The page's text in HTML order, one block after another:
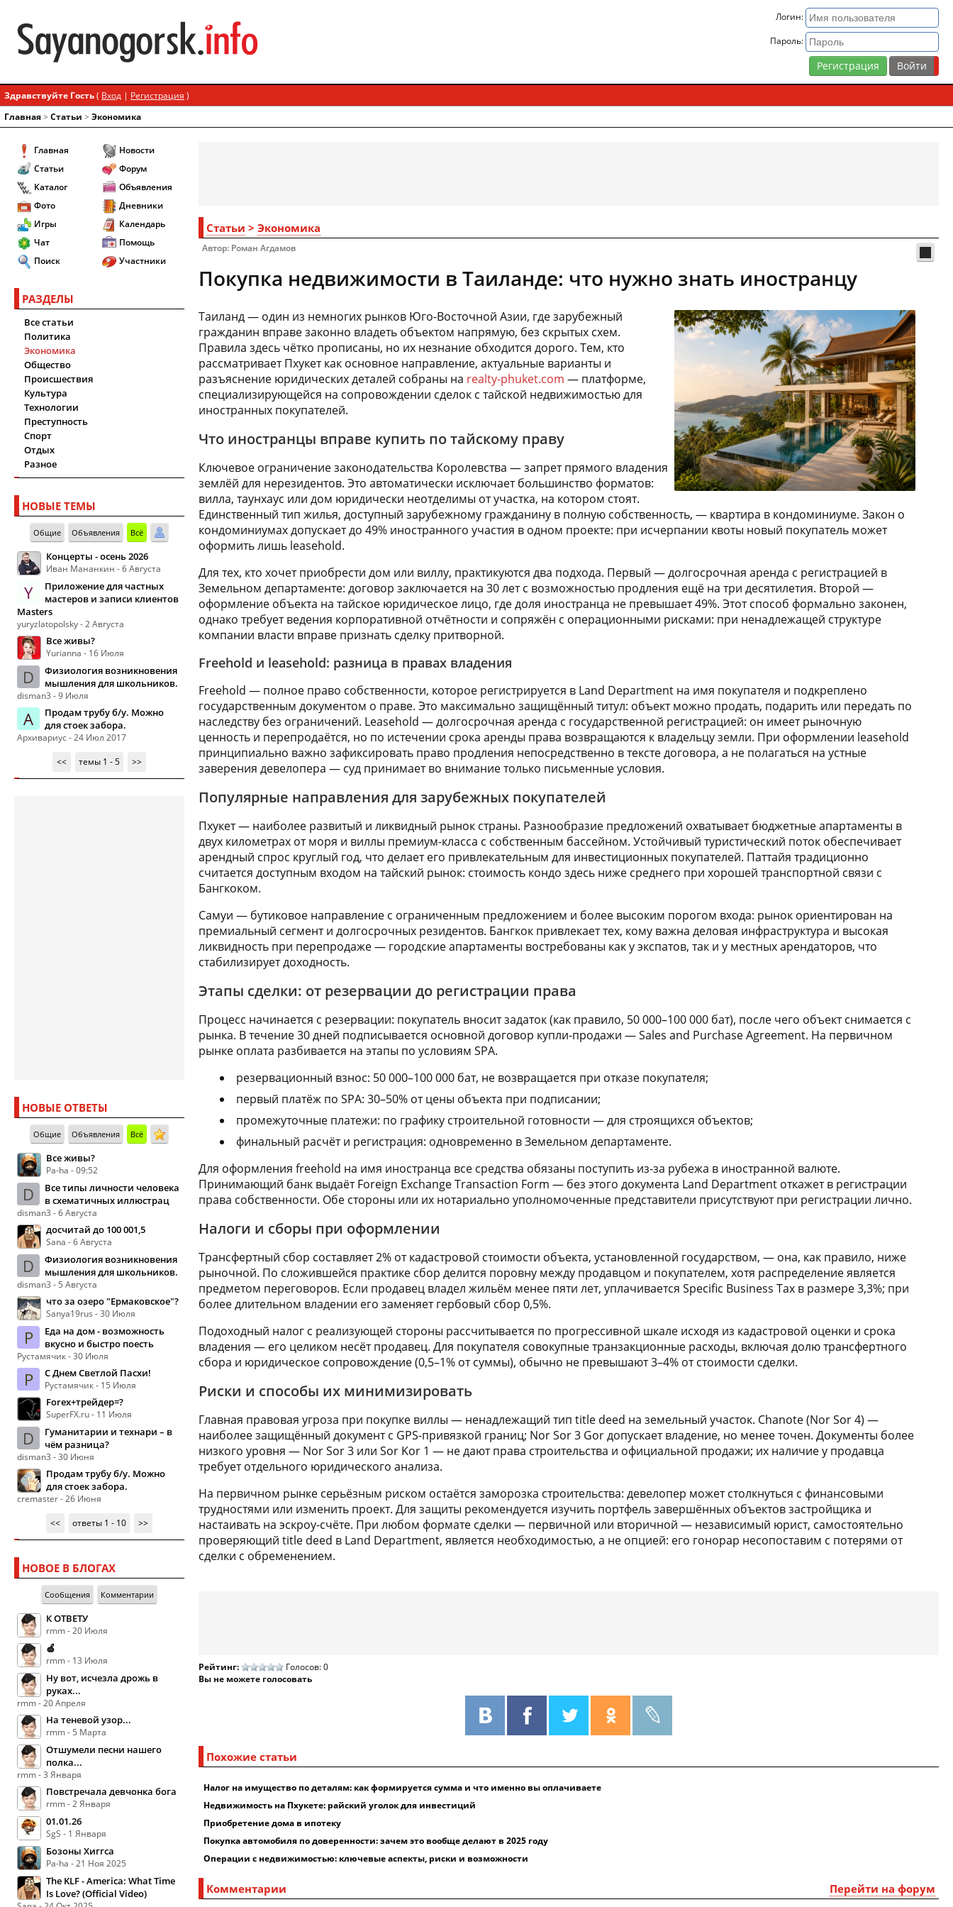
Логин:
Пароль:
Регистрация
Здравствуйте Гость( Вход | Регистрация )
Главная> Статьи > Экономика
Главная
Статьи
Каталог
Фото
Игры
Чат
Поиск
Новости
Форум
Объявления
Дневники
Календарь
Помощь
Участники
РАЗДЕЛЫ
Все статьи
Политика
Экономика
Общество
Происшествия
Культура
Технологии
Преступность
Спорт
Отдых
Разное
НОВЫЕ ТЕМЫ
Общие Объявления Всё
Концерты - осень 2026
Иван Мананкин - 6 Августа
Y
Приложение для частных
мастеров и записи клиентов
Masters
yuryzlatopolsky - 2 Августа
Все живы?
Yurianna - 16 Июля
D
Физиология возникновения
мышления для школьников.
disman3 - 9 Июля
А
Продам трубу б/у. Можно
для стоек забора.
Архивариус - 24 Июл 2017
<<
темы 1 - 5 >>
НОВЫЕ ОТВЕТЫ
Общие Объявления Всё
Все живы?
Pa-ha - 09:52
D
Все типы личности человека
в схематичных иллюстрац
disman3 - 6 Августа
досчитай до 100 001,5
Sana - 6 Августа
D
Физиология возникновения
мышления для школьников.
disman3 - 5 Августа
что за озеро "Ермаковское"?
Sanya19rus - 30 Июля
Р
Еда на дом - возможность
вкусно и быстро поесть
Рустамячик - 30 Июля
Р С Днем Светлой Пасхи!
Рустамячик - 15 Июля
Forex+трейдер=?
SuperFX.ru - 11 Июля
D
Гуманитарии и технари – в
чём разница?
disman3 - 30 Июня
Продам трубу б/у. Можно
для стоек забора.
cremaster - 26 Июня
<<
ответы 1 - 10 >>
НОВОЕ В БЛОГАХ
Сообщения Комментарии
К ОТВЕТУ
rmm - 20 Июля
🍏
rmm - 13 Июля
Ну вот, исчезла дрожь в
руках...
rmm - 20 Апреля
На теневой узор...
rmm - 5 Марта
Отшумели песни нашего
полка...
rmm - 3 Января
Повстречала девчонка бога
rmm - 2 Января
01.01.26
SgS - 1 Января
Бозоны Хиггса
Pa-ha - 21 Ноя 2025
The KLF - America: What Time
Is Love? (Official Video)
Статьи > Экономика
Автор: Роман Агдамов
Покупка недвижимости в Таиланде: что нужно знать иностранцу
Таиланд — один из немногих рынков Юго-Восточной Азии, где зарубежный
гражданин вправе законно владеть объектом напрямую, без скрытых схем.
Правила здесь чётко прописаны, но их незнание обходится дорого. Тем, кто
рассматривает Пхукет как основное направление, актуальные варианты и
разъяснение юридических деталей собраны на realty-phuket.com — платформе,
специализирующейся на сопровождении сделок с тайской недвижимостью для
иностранных покупателей.
Что иностранцы вправе купить по тайскому праву
Ключевое ограничение законодательства Королевства — запрет прямого владения
землёй для нерезидентов. Это автоматически исключает большинство форматов:
вилла, таунхаус или дом юридически неотделимы от участка, на котором стоят.
Единственный тип жилья, доступный зарубежному гражданину в полную собственность, — квартира в кондоминиуме. Закон о
кондоминиумах допускает до 49% иностранного участия в одном проекте: при исчерпании квоты новый покупатель может
оформить лишь leasehold.
Для тех, кто хочет приобрести дом или виллу, практикуются два подхода. Первый — долгосрочная аренда с регистрацией в
Земельном департаменте: договор заключается на 30 лет с возможностью продления ещё на три десятилетия. Второй —
оформление объекта на тайское юридическое лицо, где доля иностранца не превышает 49%. Этот способ формально законен,
однако требует ведения корпоративной отчётности и сопряжён с операционными рисками: при ненадлежащей структуре
компании власти вправе признать сделку притворной.
Freehold и leasehold: разница в правах владения
Freehold — полное право собственности, которое регистрируется в Land Department на имя покупателя и подкреплено
государственным документом о праве. Это максимально защищённый титул: объект можно продать, подарить или передать по
наследству без ограничений. Leasehold — долгосрочная аренда с государственной регистрацией: он имеет рыночную
ценность и перепродаётся, но по истечении срока аренды права возвращаются к владельцу земли. При оформлении leasehold
принципиально важно зафиксировать право продления непосредственно в тексте договора, а не полагаться на устные
заверения девелопера — суд принимает во внимание только письменные условия.
Популярные направления для зарубежных покупателей
Пхукет — наиболее развитый и ликвидный рынок страны. Разнообразие предложений охватывает бюджетные апартаменты в
двух километрах от моря и виллы премиум-класса с собственным бассейном. Устойчивый туристический поток обеспечивает
арендный спрос круглый год, что делает его привлекательным для инвестиционных покупателей. Паттайя традиционно
считается доступным входом на тайский рынок: стоимость кондо здесь ниже среднего при хорошей транспортной связи с
Бангкоком.
Самуи — бутиковое направление с ограниченным предложением и более высоким порогом входа: рынок ориентирован на
премиальный сегмент и долгосрочных резидентов. Бангкок привлекает тех, кому важна деловая инфраструктура и высокая
ликвидность при перепродаже — городские апартаменты востребованы как у экспатов, так и у местных арендаторов, что
стабилизирует доходность.
Этапы сделки: от резервации до регистрации права
Процесс начинается с резервации: покупатель вносит задаток (как правило, 50 000–100 000 бат), после чего объект снимается с
рынка. В течение 30 дней подписывается основной договор купли-продажи — Sales and Purchase Agreement. На первичном
рынке оплата разбивается на этапы по условиям SPA.
резервационный взнос: 50 000–100 000 бат, не возвращается при отказе покупателя;
первый платёж по SPA: 30–50% от цены объекта при подписании;
промежуточные платежи: по графику строительной готовности — для строящихся объектов;
финальный расчёт и регистрация: одновременно в Земельном департаменте.
Для оформления freehold на имя иностранца все средства обязаны поступить из-за рубежа в иностранной валюте.
Принимающий банк выдаёт Foreign Exchange Transaction Form — без этого документа Land Department откажет в регистрации
права собственности. Обе стороны или их нотариально уполномоченные представители присутствуют при регистрации лично.
Налоги и сборы при оформлении
Трансфертный сбор составляет 2% от кадастровой стоимости объекта, установленной государством, — она, как правило, ниже
рыночной. По сложившейся практике сбор делится поровну между продавцом и покупателем, хотя распределение является
предметом переговоров. Если продавец владел жильём менее пяти лет, уплачивается Specific Business Tax в размере 3,3%; при
более длительном владении его заменяет гербовый сбор 0,5%.
Подоходный налог с реализующей стороны рассчитывается по прогрессивной шкале исходя из кадастровой оценки и срока
владения — его целиком несёт продавец. Для покупателя совокупные транзакционные расходы, включая долю трансфертного
сбора и юридическое сопровождение (0,5–1% от суммы), обычно не превышают 3–4% от стоимости сделки.
Риски и способы их минимизировать
Главная правовая угроза при покупке виллы — ненадлежащий тип title deed на земельный участок. Chanote (Nor Sor 4) —
наиболее защищённый документ с GPS-привязкой границ; Nor Sor 3 Gor допускает владение, но менее точен. Документы более
низкого уровня — Nor Sor 3 или Sor Kor 1 — не дают права строительства и официальной продажи; их наличие у продавца
требует отдельного юридического анализа.
На первичном рынке серьёзным риском остаётся заморозка строительства: девелопер может столкнуться с финансовыми
трудностями или изменить проект. Для защиты рекомендуется изучить портфель завершённых объектов застройщика и
настаивать на эскроу-счёте. При любом формате сделки — первичной или вторичной — независимый юрист, самостоятельно
проверяющий title deed в Land Department, является необходимостью, а не опцией: его гонорар несопоставим с потерями от
сделки с обременением.
Рейтинг:
Голосов: 0
Вы не можете голосовать
Похожие статьи
Налог на имущество по деталям: как формируется сумма и что именно вы оплачиваете
Недвижимость на Пхукете: райский уголок для инвестиций
Приобретение дома в ипотеку
Покупка автомобиля по доверенности: зачем это вообще делают в 2025 году
Операции с недвижимостью: ключевые аспекты, риски и возможности
Перейти на форум
Комментарии